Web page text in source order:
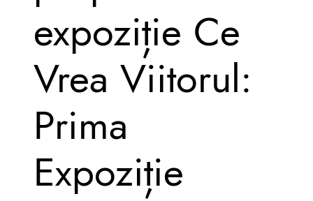
expoziție Ce
Vrea Viitorul:
Prima
Expoziție